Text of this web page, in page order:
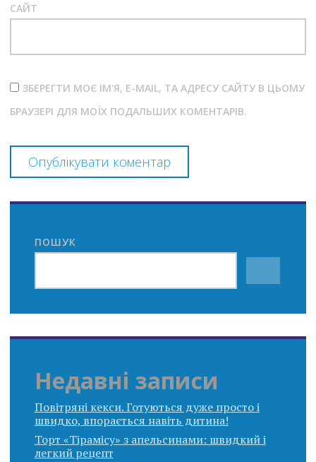
САЙТ
ЗБЕРЕГТИ МОЄ ІМ'Я, E-MAIL, ТА АДРЕСУ САЙТУ В ЦЬОМУ
БРАУЗЕРІ ДЛЯ МОЇХ ПОДАЛЬШИХ КОМЕНТАРІВ.
ПОШУК
Недавні записи
Повітряні кекси. Готуються дуже просто і
швидко, впорається навіть дитина!
Торт «Тірамісу» з апельсинами: швидкий і
легкий рецепт